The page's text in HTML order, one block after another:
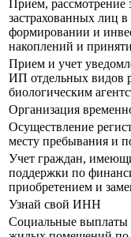
Прием, рассмотрение
застрахованных лиц
формировании и
накоплений и
Прием и учет
ИП отдельных видов
биологическим
Организация
Осуществление
месту пребывания и
Учет граждан,
поддержки по
приобретением и
Узнай свой ИНН
Социальные выплаты